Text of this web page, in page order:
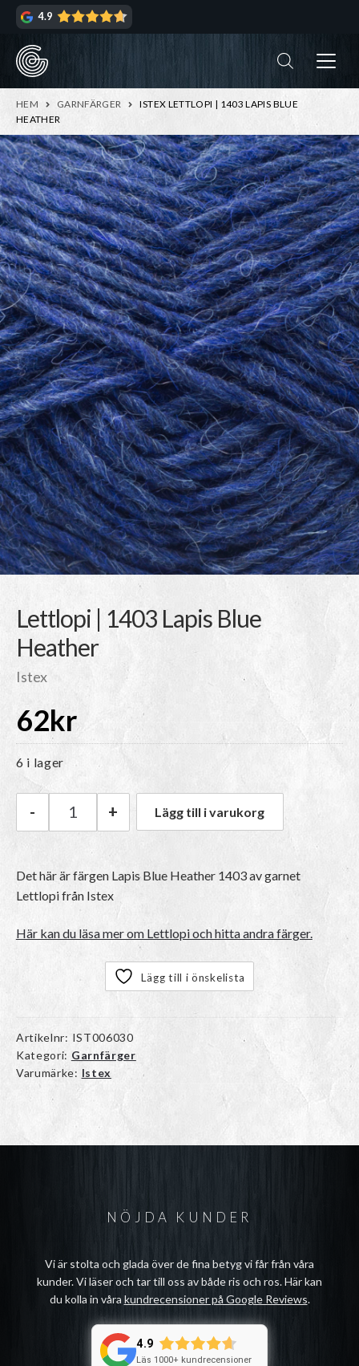
Hoppa
navigering
Hoppa
innehåll
4.9
HEM GARNFÄRGER
ISTEX LETTLOPI | 1403 LAPIS BLUE
HEATHER
Lettlopi | 1403 Lapis Blue
Heather
Istex
62kr
6 i lager
Istex Lettlopi | 1403 Lapis Blue Heather mängd
- + Lägg till i varukorg
Det här är färgen Lapis Blue Heather 1403av garnet
Lettlopifrån Istex
Här kan du läsa mer om Lettlopi och hitta andra färger.
Lägg till i önskelista
Artikelnr: IST006030
Kategori: Garnfärger
Varumärke: Istex
NÖJDA KUNDER
Vi är stolta och glada över de fina betyg vi får från våra
kunder. Vi läser och tar till oss av både ris och ros. Här kan
du kolla in våra kundrecensioner på Google Reviews.
4.9
Läs 1000+ kundrecensioner